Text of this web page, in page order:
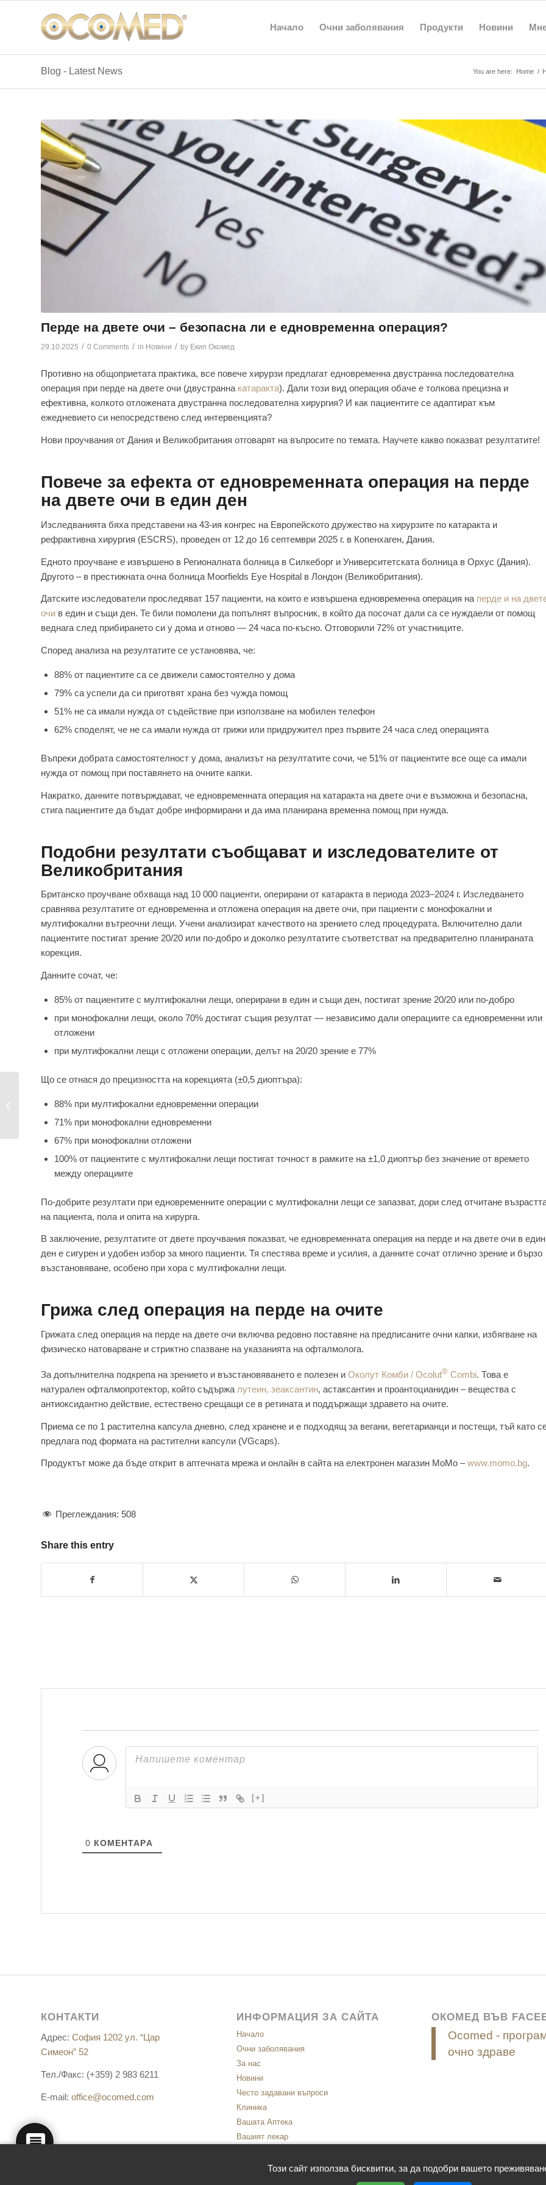
Начало Очни заболявания Продукти Новини
Blog - Latest News You are here: Home /
Перде на двете очи – безопасна ли е едновременна операция?
29.10.2025 / 0 Comments / in Новини / by Екип Окомед
Противно на общоприетата практика, все повече хирурзи предлагат едновременна двустранна последователна
операция при перде на двете очи (двустранна катаракта). Дали този вид операция обаче е толкова прецизна и
ефективна, колкото отложената двустранна последователна хирургия? И как пациентите се адаптират към
ежедневието си непосредствено след интервенцията?
Нови проучвания от Дания и Великобритания отговарят на въпросите по темата. Научете какво показват резултатите!
Повече за ефекта от едновременната операция на перде
на двете очи в един ден
Изследванията бяха представени на 43-ия конгрес на Европейското дружество на хирурзите по катаракта и
рефрактивна хирургия (ESCRS), проведен от 12 до 16 септември 2025 г. в Копенхаген, Дания.
Едното проучване е извършено в Регионалната болница в Силкеборг и Университетската болница в Орхус (Дания).
Другото – в престижната очна болница Moorfields Eye Hospital в Лондон (Великобритания).
Датските изследователи проследяват 157 пациенти, на които е извършена едновременна операция на перде и на
очи в един и същи ден. Те били помолени да попълнят въпросник, в който да посочат дали са се нуждаели от помощ
веднага след прибирането си у дома и отново — 24 часа по-късно. Отговорили 72% от участниците.
Според анализа на резултатите се установява, че:
88% от пациентите са се движели самостоятелно у дома
79% са успели да си приготвят храна без чужда помощ
51% не са имали нужда от съдействие при използване на мобилен телефон
62% споделят, че не са имали нужда от грижи или придружител през първите 24 часа след операцията
Въпреки добрата самостоятелност у дома, анализът на резултатите сочи, че 51% от пациентите все още са имали
нужда от помощ при поставянето на очните капки.
Накратко, данните потвърждават, че едновременната операция на катаракта на двете очи е възможна и безопасна,
стига пациентите да бъдат добре информирани и да има планирана временна помощ при нужда.
Подобни резултати съобщават и изследователите от
Великобритания
Британско проучване обхваща над 10 000 пациенти, оперирани от катаракта в периода 2023–2024 г. Изследването
сравнява резултатите от едновременна и отложена операция на двете очи, при пациенти с монофокални и
мултифокални вътреочни лещи. Учени анализират качеството на зрението след процедурата. Включително дали
пациентите постигат зрение 20/20 или по-добро и доколко резултатите съответстват на предварително планираната
корекция.
Данните сочат, че:
85% от пациентите с мултифокални лещи, оперирани в един и същи ден, постигат зрение 20/20 или по-добро
при монофокални лещи, около 70% достигат същия резултат — независимо дали операциите са едновременни или
отложени
при мултифокални лещи с отложени операции, делът на 20/20 зрение е 77%
Що се отнася до прецизността на корекцията (±0,5 диоптъра):
88% при мултифокални едновременни операции
71% при монофокални едновременни
67% при монофокални отложени
100% от пациентите с мултифокални лещи постигат точност в рамките на ±1,0 диоптър без значение от времето
между операциите
По-добрите резултати при едновременните операции с мултифокални лещи се запазват, дори след отчитане
на пациента, пола и опита на хирурга.
В заключение, резултатите от двете проучвания показват, че едновременната операция на перде и на двете очи в един
ден е сигурен и удобен избор за много пациенти. Тя спестява време и усилия, а данните сочат отлично зрение и бързо
възстановяване, особено при хора с мултифокални лещи.
Грижа след операция на перде на очите
Грижата след операция на перде на двете очи включва редовно поставяне на предписаните очни капки, избягване на
физическо натоварване и стриктно спазване на указанията на офталмолога.
За допълнителна подкрепа на зрението и възстановяването е полезен и Околут Комби / Ocolut® Combi. Това е
натурален офталмопротектор, който съдържа лутеин, зеаксантин, астаксантин и проантоцианидин – вещества с
антиоксидантно действие, естествено срещащи се в ретината и поддържащи здравето на очите.
Приема се по 1 растителна капсула дневно, след хранене и е подходящ за вегани, вегетарианци и постещи, тъй като
предлага под формата на растителни капсули (VGcaps).
Продуктът може да бъде открит в аптечната мрежа и онлайн в сайта на електронен магазин МоМо –www.momo.bg.
Преглеждания: 508
Share this entry
[+]
0 КОМЕНТАРA
КОНТАКТИ
Адрес: София 1202 ул. “Цар
Симеон” 52
Тел./Факс: (+359) 2 983 6211
E-mail: office@ocomed.com
ИНФОРМАЦИЯ ЗА САЙТА
Начало
Очни заболявания
За нас
Новини
Често задавани въпроси
Клиника
Вашата Аптека
Вашият лекар
Политика GDPR
ОКОМЕД ВЪВ
Ocomed -
очно здраве
погрижете се за
вашето з...
Този сайт използва бисквитки, за да подобри вашето